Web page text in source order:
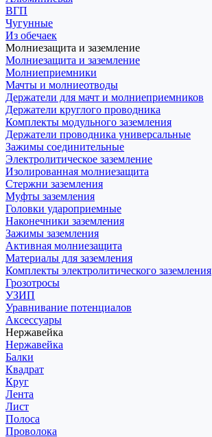
ВГП
Чугунные
Из обечаек
Молниезащита и заземление
Молниезащита и заземление
Молниеприемники
Мачты и молниеотводы
Держатели для мачт и молниеприемников
Держатели круглого проводника
Комплекты модульного заземления
Держатели проводника универсальные
Зажимы соединительные
Электролитическое заземление
Изолированная молниезащита
Стержни заземления
Муфты заземления
Головки удароприемные
Наконечники заземления
Зажимы заземления
Активная молниезащита
Материалы для заземления
Комплекты электролитического заземления
Грозотросы
УЗИП
Уравнивание потенциалов
Аксессуары
Нержавейка
Нержавейка
Балки
Квадрат
Круг
Лента
Лист
Полоса
Проволока